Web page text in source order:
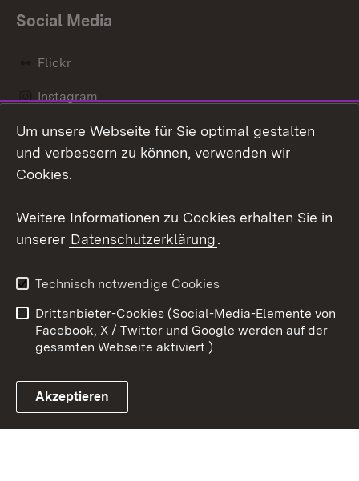
Social Media
Flickr
Instagram
Social Wall
Link zum Landesportal
Barrierefreiheit
Benutzungshinweise
Impressum
Cookies
Um unsere Webseite für Sie optimal gestalten
und verbessern zu können, verwenden wir
Cookies.
Weitere Informationen zu Cookies erhalten Sie in
unserer Datenschutzerklärung.
Technisch notwendige Cookies
Drittanbieter-Cookies (Social-Media-Elemente von
Facebook, X / Twitter und Google werden auf der
gesamten Webseite aktiviert.)
Akzeptieren